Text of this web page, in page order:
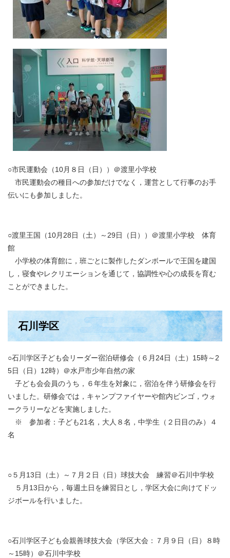
○市民運動会（10月８日（日））＠渡里小学校
市民運動会の種目への参加だけでなく，運営として行事のお手
伝いにも参加しました。
○渡里王国（10月28日（土）～29日（日））＠渡里小学校 体育
館
小学校の体育館に，班ごとに製作したダンボールで王国を建国
し，寝食やレクリエーションを通じて，協調性や心の成長を育む
ことができました。
石川学区
○石川学区子ども会リーダー宿泊研修会（６月24日（土）15時～2
5日（日）12時）＠水戸市少年自然の家
子ども会会員のうち，６年生を対象に，宿泊を伴う研修会を行
いました。研修会では，キャンプファイヤーや館内ビンゴ，ウォ
ークラリーなどを実施しました。
※ 参加者：子ども21名，大人８名，中学生（２日目のみ）４
名
○５月13日（土）～７月２日（日）球技大会 練習＠石川中学校
５月13日から，毎週土日を練習日とし，学区大会に向けてドッ
ジボールを行いました。
○石川学区子ども会親善球技大会（学区大会：７月９日（日）８時
～15時）＠石川中学校